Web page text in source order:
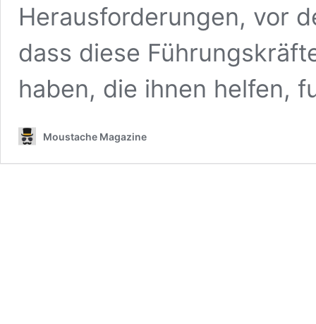
Herausforderungen, vor
dass diese
haben, die ihnen helfen,
Moustache Magazine